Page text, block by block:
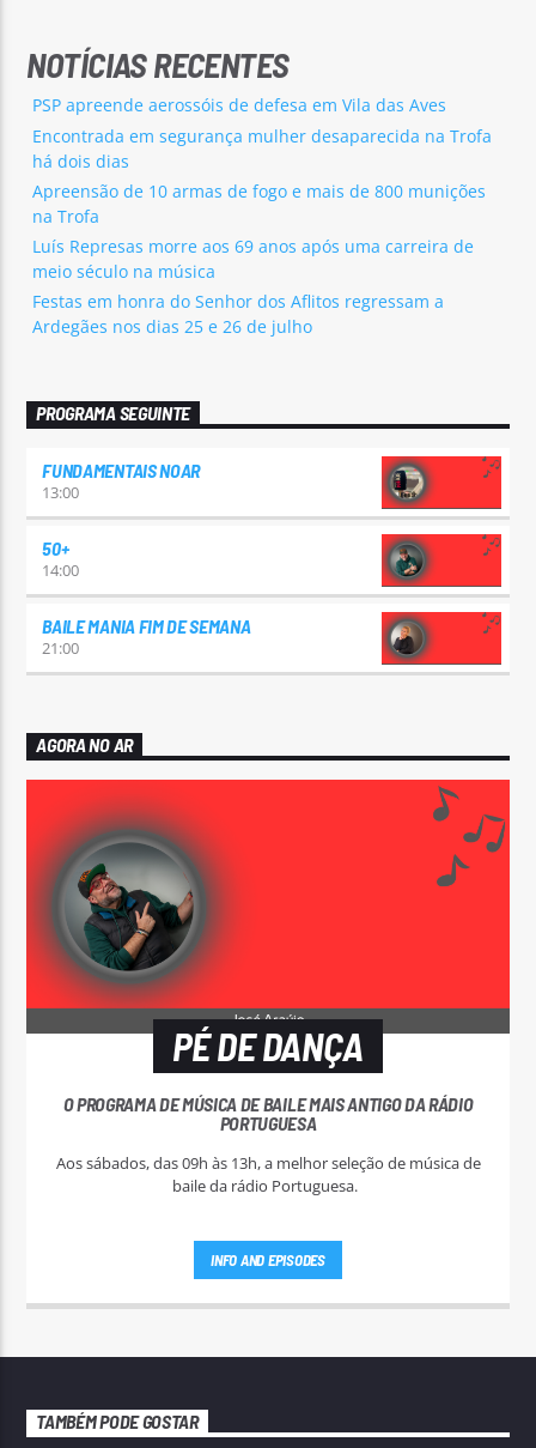
NOTÍCIAS RECENTES
PSP apreende aerossóis de defesa em Vila das Aves
Encontrada em segurança mulher desaparecida na Trofa
há dois dias
Apreensão de 10 armas de fogo e mais de 800 munições
na Trofa
Luís Represas morre aos 69 anos após uma carreira de
meio século na música
Festas em honra do Senhor dos Aflitos regressam a
Ardegães nos dias 25 e 26 de julho
PROGRAMA SEGUINTE
FUNDAMENTAIS NOAR
13:00
50+
14:00
BAILE MANIA FIM DE SEMANA
21:00
AGORA NO AR
PÉ DE DANÇA
O PROGRAMA DE MÚSICA DE BAILE MAIS ANTIGO DA RÁDIO
PORTUGUESA
Aos sábados, das 09h às 13h, a melhor seleção de música de
INFO AND EPISODES
TAMBÉM PODE GOSTAR